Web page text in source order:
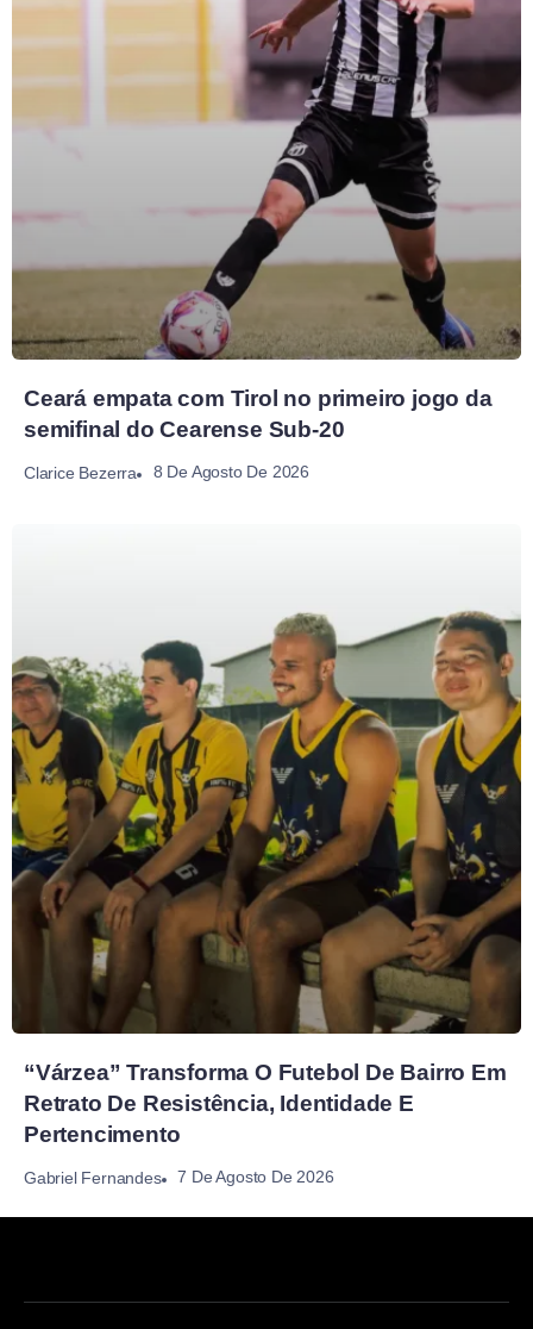
Ceará empata com Tirol no primeiro jogo da
semifinal do Cearense Sub-20
Clarice Bezerra 8 De Agosto De 2026
“Várzea” Transforma O Futebol De Bairro Em
Retrato De Resistência, Identidade E
Pertencimento
Gabriel Fernandes 7 De Agosto De 2026